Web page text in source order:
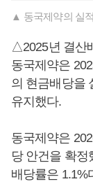
▲ 동국제약의 실
△2025년 결산
동국제약은
의 현금배당을
유지했다.
동국제약은
당 안건을 확정
배당률은 1.1%